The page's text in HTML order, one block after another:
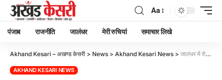
Aa
पंजाब राजनीति जालंधर मेरी रुचियां समाचार लिखे
Akhand Kesari – अखण्ड केसरी > News > Akhand Kesari News > जालंधर में रोडवेज कर्मचारियों का अल्टीमेटम : 15 मई की बैठक फेल हुई तो होगा चक्का जाम
AKHAND KESARI NEWS